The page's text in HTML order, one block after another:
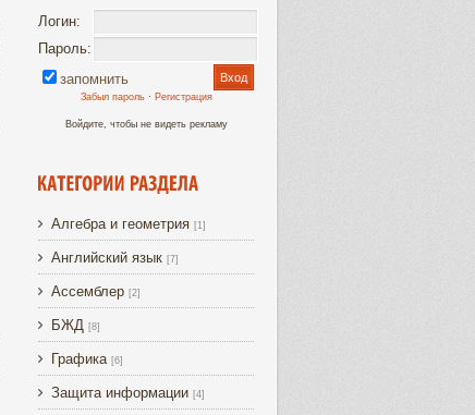
Логин:
Пароль:
запомнить
Забыл пароль· Регистрация
Войдите, чтобы не видеть рекламу
Алгебра и геометрия [1]
Английский язык [7]
Ассемблер [2]
БЖД [8]
Графика [6]
Защита информации [4]